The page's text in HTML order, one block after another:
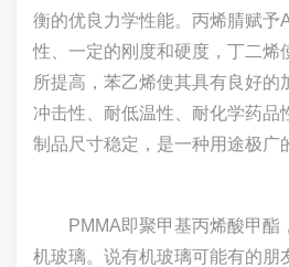
衡的优良力学性能。丙烯腈赋予
性、一定的刚度和硬度，丁二烯
所提高，苯乙烯使其具有良好的
冲击性、耐低温性、耐化学药品
制品尺寸稳定，是一种用途极广
PMMA即聚甲基丙烯酸甲酯
机玻璃。说有机玻璃可能有的朋